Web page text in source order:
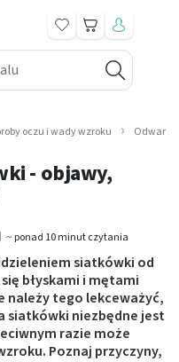
Koszyk
oczu i wady wzroku
- objawy,
~ ponad 10 minut czytania
siatkówki od
błyskami i mętami
należy tego lekceważyć,
siatkówki niezbędne jest
razie może
Poznaj przyczyny,